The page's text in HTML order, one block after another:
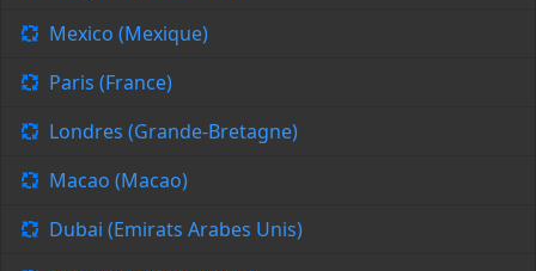
Mexico (Mexique)
Paris (France)
Londres (Grande-Bretagne)
Macao (Macao)
Dubai (Emirats Arabes Unis)